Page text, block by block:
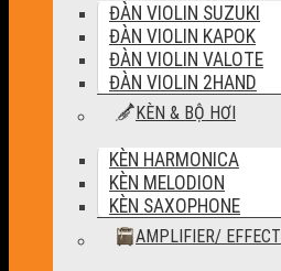
ĐÀN VIOLIN SUZUKI
ĐÀN VIOLIN KAPOK
ĐÀN VIOLIN VALOTE
ĐÀN VIOLIN 2HAND
KÈN & BỘ HƠI
KÈN HARMONICA
KÈN MELODION
KÈN SAXOPHONE
AMPLIFIER/ EFFECT